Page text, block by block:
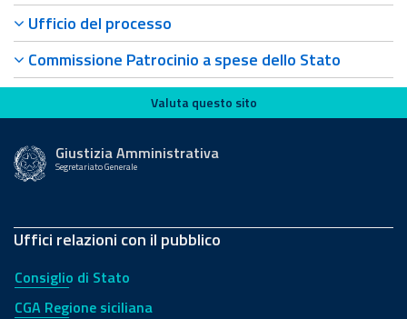
Ufficio del processo
Commissione Patrocinio a spese dello Stato
Valuta questo sito
Valuta questo sito
Giustizia Amministrativa
Segretariato Generale
Uffici relazioni con il pubblico
Consiglio di Stato
CGA Regione siciliana